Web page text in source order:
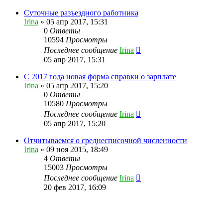
Суточные разъездного работника
Irina » 05 апр 2017, 15:31
0 Ответы
10594 Просмотры
Последнее сообщение Irina
05 апр 2017, 15:31
С 2017 года новая форма справки о зарплате
Irina » 05 апр 2017, 15:20
0 Ответы
10580 Просмотры
Последнее сообщение Irina
05 апр 2017, 15:20
Отчитываемся о среднесписочной численности
Irina » 09 ноя 2015, 18:49
4 Ответы
15003 Просмотры
Последнее сообщение Irina
20 фев 2017, 16:09